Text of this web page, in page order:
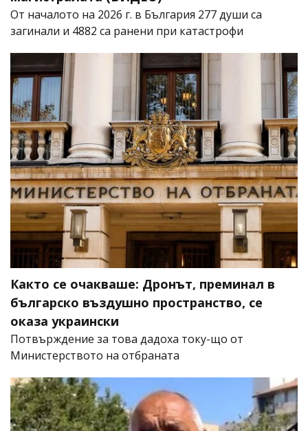
От началото на 2026 г. в България 277 души са
загинали и 4882 са ранени при катастрофи
Както се очакваше: Дронът, преминал в
българско въздушно пространство, се
оказа украински
Потвърждение за това дадоха току-що от
Министерството на отбраната